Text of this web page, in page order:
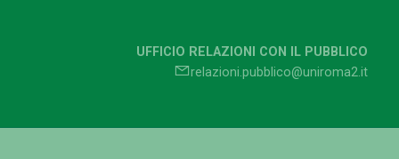
UFFICIO RELAZIONI CON IL PUBBLICO
relazioni.pubblico@uniroma2.it